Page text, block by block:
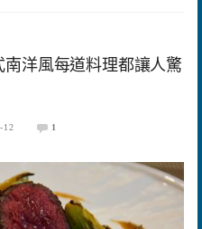
南洋風每道料理都讓人驚
12 1